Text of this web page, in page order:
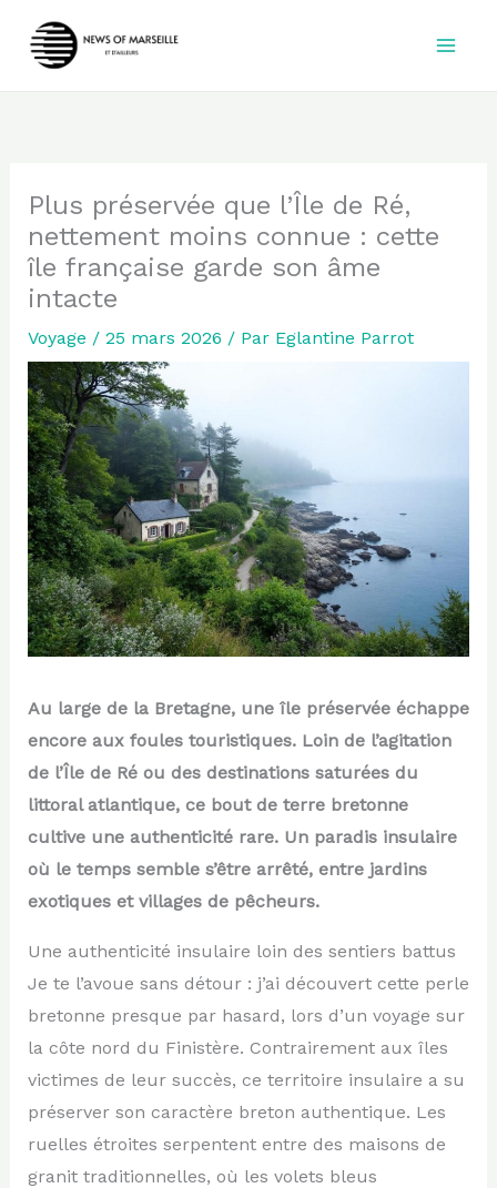
Plus préservée que l’Île de Ré,
nettement moins connue : cette
île française garde son âme
intacte
Voyage / 25 mars 2026 / Par Eglantine Parrot
Au large de la Bretagne, une île préservée échappe
encore aux foules touristiques. Loin de l’agitation
de l’Île de Ré ou des destinations saturées du
littoral atlantique, ce bout de terre bretonne
cultive une authenticité rare. Un paradis insulaire
où le temps semble s’être arrêté, entre jardins
exotiques et villages de pêcheurs.
Une authenticité insulaire loin des sentiers battus
Je te l’avoue sans détour : j’ai découvert cette perle
bretonne presque par hasard, lors d’un voyage sur
la côte nord du Finistère. Contrairement aux îles
victimes de leur succès, ce territoire insulaire a su
préserver son caractère breton authentique. Les
ruelles étroites serpentent entre des maisons de
granit traditionnelles, où les volets bleus